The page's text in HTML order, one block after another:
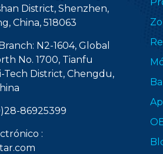
District, Shenzhen,
China, 518063
N2-1604, Global
No. 1700, Tianfu
Tech District, Chengdu,
86925399
: